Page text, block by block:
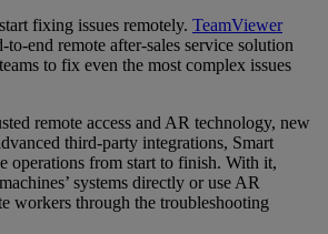
fixing issues remotely. TeamViewer
to-end remote after-sales service solution
to fix even the most complex issues
remote access and AR technology, new
third-party integrations, Smart
operations from start to finish. With it,
systems directly or use AR
workers through the troubleshooting